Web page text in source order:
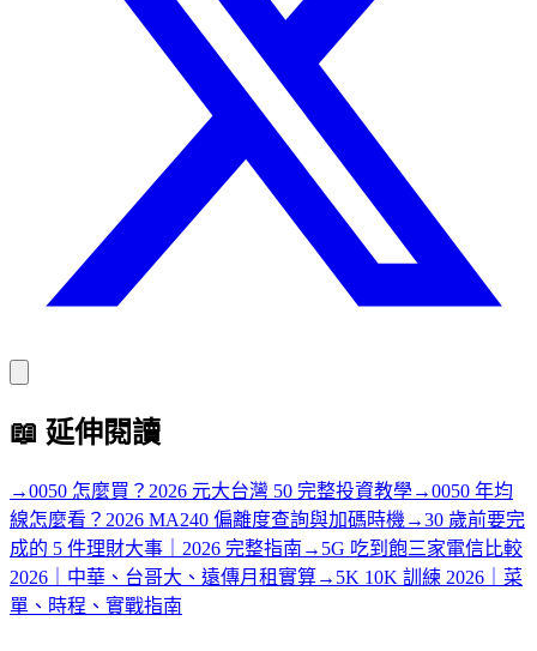
📖 延伸閱讀
→0050 怎麼買？2026 元大台灣 50 完整投資教學→0050 年均
線怎麼看？2026 MA240 偏離度查詢與加碼時機 →30 歲前要完
成的 5 件理財大事｜2026 完整指南 → 5G 吃到飽三家電信比較
2026｜中華、台哥大、遠傳月租實算→ 5K 10K 訓練 2026｜菜
單、時程、實戰指南